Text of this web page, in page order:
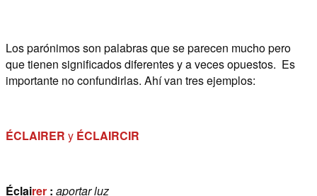
Los parónimos son palabras que se parecen mucho pero
que tienen significados diferentes y a veces opuestos. Es
importante no confundirlas. Ahí van tres ejemplos:
ÉCLAIRER y ÉCLAIRCIR
Éclairer : aportar luz